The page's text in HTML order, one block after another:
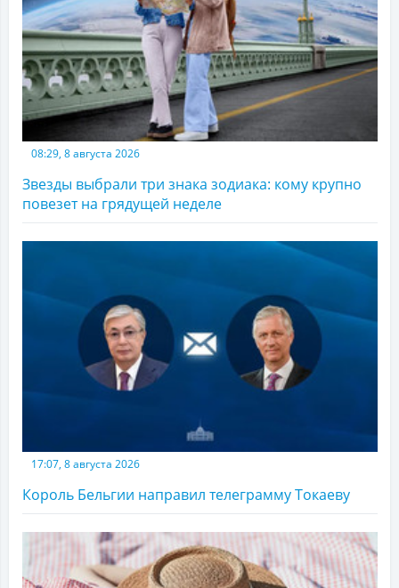
08:29, 8 августа 2026
Звезды выбрали три знака зодиака: кому крупно
повезет на грядущей неделе
17:07, 8 августа 2026
Король Бельгии направил телеграмму Токаеву